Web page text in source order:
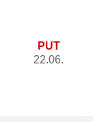
PUT
22.06.